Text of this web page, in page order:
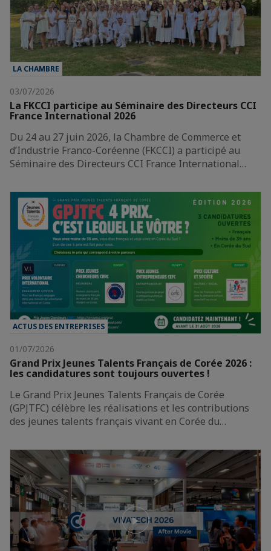
LA CHAMBRE
03/07/2026
La FKCCI participe au Séminaire des Directeurs CCI
France International 2026
Du 24 au 27 juin 2026, la Chambre de Commerce et
d’Industrie Franco-Coréenne (FKCCI) a participé au
Séminaire des Directeurs CCI France International…
ACTUS DES ENTREPRISES
01/07/2026
Grand Prix Jeunes Talents Français de Corée 2026 :
les candidatures sont toujours ouvertes !
Le Grand Prix Jeunes Talents Français de Corée
(GPJTFC) célèbre les réalisations et les contributions
des jeunes talents français vivant en Corée du…